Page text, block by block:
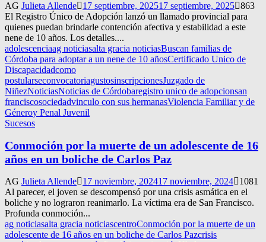
AG Julieta Allende 17 septiembre, 202517 septiembre, 2025 863
El Registro Único de Adopción lanzó un llamado provincial para
quienes puedan brindarle contención afectiva y estabilidad a este
nene de 10 años. Los detalles....
adolescenciaag noticiasalta gracia noticiasBuscan familias de
Córdoba para adoptar a un nene de 10 añosCertificado Unico de
Discapacidadcomo
postularseconvocatoriagustosinscripcionesJuzgado de
NiñezNoticiasNoticias de Córdobaregistro unico de adopcionsan
franciscosociedadvinculo con sus hermanasViolencia Familiar y de
Géneroy Penal Juvenil
Sucesos
Conmoción por la muerte de un adolescente de 16
años en un boliche de Carlos Paz
AG Julieta Allende 17 noviembre, 202417 noviembre, 2024
1081
Al parecer, el joven se descompensó por una crisis asmática en el
boliche y no lograron reanimarlo. La víctima era de San Francisco.
Profunda conmoción...
ag noticiasalta gracia noticiascentroConmoción por la muerte de un
adolescente de 16 años en un boliche de Carlos Pazcrisis